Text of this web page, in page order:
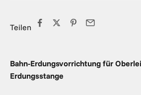
Teilen
Bahn-Erdungsvorrichtung für
Erdungsstange